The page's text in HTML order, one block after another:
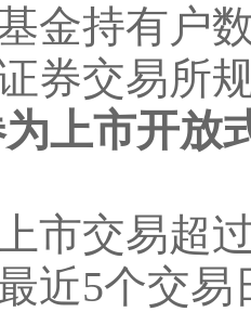
金持有户
券交易所
上市开放
市交易超
近5个交易